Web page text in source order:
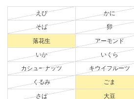
えび かに
そば 卵
落花生 アーモンド
いか いくら
カシューナッツ キウイフルーツ
くるみ ごま
さば 大豆